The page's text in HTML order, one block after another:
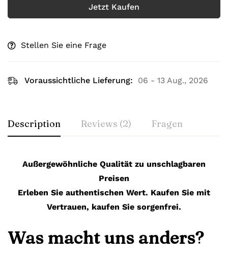
Jetzt Kaufen
Stellen Sie eine Frage
Voraussichtliche Lieferung: 06 - 13 Aug., 2026
Description Reviews (2) Fragen
Außergewöhnliche Qualität zu unschlagbaren
Preisen
Erleben Sie authentischen Wert. Kaufen Sie mit
Vertrauen, kaufen Sie sorgenfrei.
Was macht uns anders?